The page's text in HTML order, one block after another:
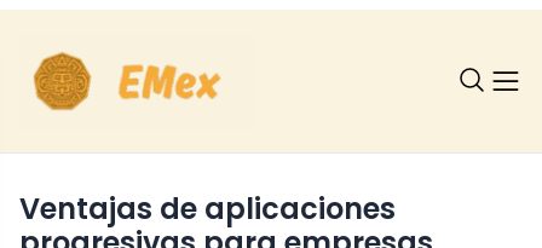
Ventajas de aplicaciones